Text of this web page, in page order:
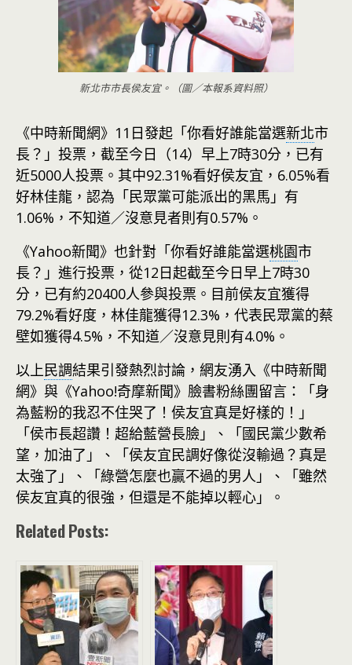
新北市市長侯友宜。（圖／本報系資料照）
《中時新聞網》11日發起「你看好誰能當選新北市
長？」投票，截至今日（14）早上7時30分，已有
近5000人投票。其中92.31%看好侯友宜，6.05%看
好林佳龍，認為「民眾黨可能派出的黑馬」有
1.06%，不知道／沒意見者則有0.57%。
《Yahoo新聞》也針對「你看好誰能當選桃園市
長？」進行投票，從12日起截至今日早上7時30
分，已有約20400人參與投票。目前侯友宜獲得
79.2%看好度，林佳龍獲得12.3%，代表民眾黨的蔡
壁如獲得4.5%，不知道／沒意見則有4.0%。
以上民調結果引發熱烈討論，網友湧入《中時新聞
網》與《Yahoo!奇摩新聞》臉書粉絲團留言：「身
為藍粉的我忍不住哭了！侯友宜真是好樣的！」
「侯市長超讚！超給藍營長臉」、「國民黨少數希
望，加油了」、「侯友宜民調好像從沒輸過？真是
太強了」、「綠營怎麼也贏不過的男人」、「雖然
侯友宜真的很強，但還是不能掉以輕心」。
Related Posts: